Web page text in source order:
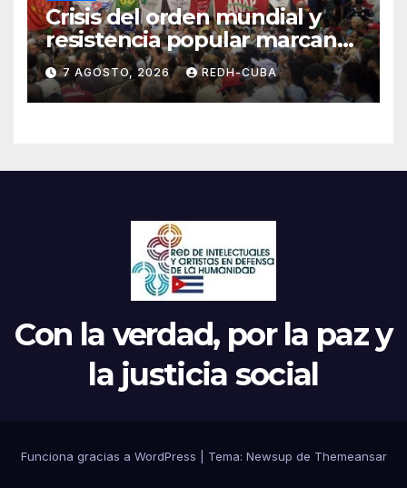
Crisis del orden mundial y
resistencia popular marcan
el inicio de la IV Asamblea
Continental de ALBA
Movimientos en Cuba
7 AGOSTO, 2026 REDH-CUBA
Con la verdad, por la paz y
la justicia social
Funciona gracias a WordPress Tema: Newsup de Themeansar